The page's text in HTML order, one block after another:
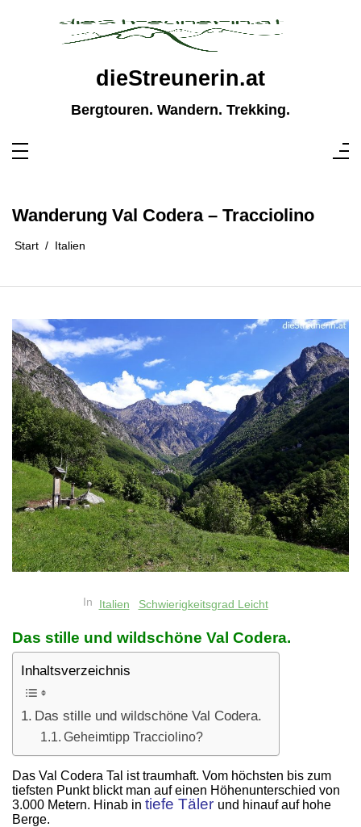
dieStreunerin.at
Bergtouren. Wandern. Trekking.
Wanderung Val Codera – Tracciolino
Start Italien
In Italien Schwierigkeitsgrad Leicht
Das stille und wildschöne Val Codera.
Inhaltsverzeichnis
Das stille und wildschöne Val Codera.
Geheimtipp Tracciolino?
Das Val Codera Tal ist traumhaft. Vom höchsten bis zum
tiefsten Punkt blickt man auf einen Höhenunterschied von
3.000 Metern. Hinab in tiefe Täler und hinauf auf hohe
Berge.